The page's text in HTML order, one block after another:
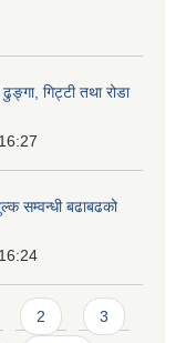
गिट्टी तथा रोडा
सम्वन्धी बढाबढको
2 3